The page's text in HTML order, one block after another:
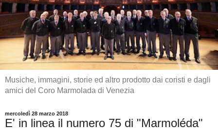
Musiche, immagini, storie ed altro prodotto dai coristi e dagli
amici del Coro Marmolada di Venezia
mercoledì 28 marzo 2018
E' in linea il numero 75 di "Marmoléda"